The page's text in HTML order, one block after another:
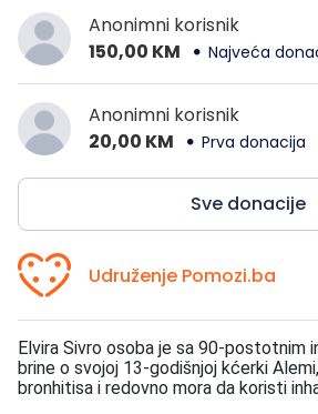
Anonimni korisnik
150,00 KM
Najveća
Anonimni korisnik
20,00 KM
Prva donacija
Sve donacije
Udruženje Pomozi.ba
Elvira Sivro osoba je sa 90-postotnim
brine o svojoj 13-godišnjoj kćerki
bronhitisa i redovno mora da koristi